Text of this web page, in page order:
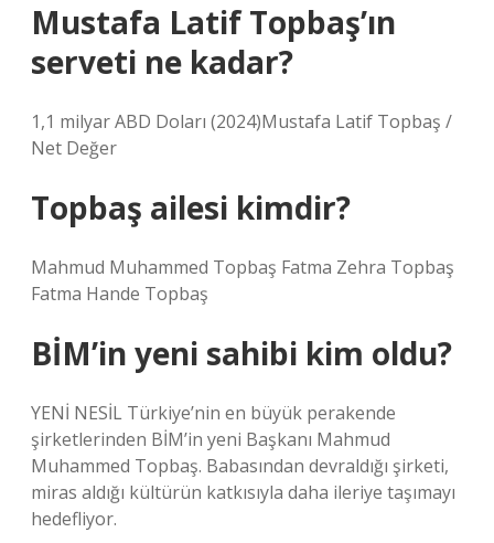
Mustafa Latif Topbaş’ın
serveti ne kadar?
1,1 milyar ABD Doları (2024)Mustafa Latif Topbaş /
Net Değer
Topbaş ailesi kimdir?
Mahmud Muhammed Topbaş Fatma Zehra Topbaş
Fatma Hande Topbaş
BİM’in yeni sahibi kim oldu?
YENİ NESİL Türkiye’nin en büyük perakende
şirketlerinden BİM’in yeni Başkanı Mahmud
Muhammed Topbaş. Babasından devraldığı şirketi,
miras aldığı kültürün katkısıyla daha ileriye taşımayı
hedefliyor.